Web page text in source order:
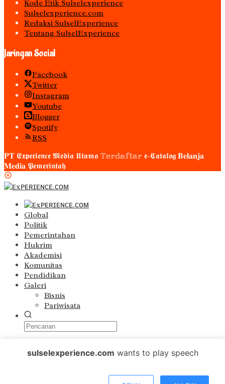
Kode Etik Sulselexperience
Sulselexperience.com
Redaksi SulselExperience
Tentang SulselExperience
Jaringan Social
Facebook
Twitter
Instagram
Youtube
Blogger
Spotify
RSS
𝐏𝐓 𝕰𝖝𝖕𝖊𝖗𝖎𝖊𝖓𝖈𝖊 𝕸𝖊𝖉𝖎𝖆 𝖀𝖙𝖆𝖒𝖆 𝕋𝕖𝕣𝕕𝕒𝕗𝕥𝕒𝕣 𝖊-𝕮𝖆𝖙𝖆𝖑𝖔𝖌 𝐁𝐞𝐥𝐚𝐧𝐣𝐚
𝐌𝐞𝐝𝐢𝐚 𝕻𝖊𝖒𝖊𝖗𝖎𝖓𝖙𝖆𝖍
Global
Politik
Pemerintahan
Hukrim
Akademisi
Komunitas
Pendidikan
Galeri
Bisnis
Pariwisata
S0P Profesi Wartawan
sulselexperience.com wants to play speech